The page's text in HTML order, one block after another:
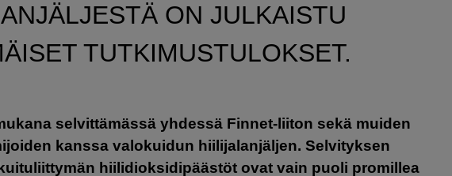
ON JULKAISTU
TUTKIMUSTULOKSET.
selvittämässä yhdessä Finnet-liiton sekä muiden
kanssa valokuidun hiilijalanjäljen. Selvityksen
hiilidioksidipäästöt ovat vain puoli promillea